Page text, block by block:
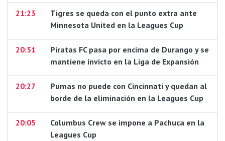
21:23
Tigres se queda con el punto extra ante
Minnesota United en la Leagues Cup
20:51
Piratas FC pasa por encima de Durango y se
mantiene invicto en la Liga de Expansión
20:27
Pumas no puede con Cincinnati y quedan al
borde de la eliminación en la Leagues Cup
20:05
Columbus Crew se impone a Pachuca en la
Leagues Cup